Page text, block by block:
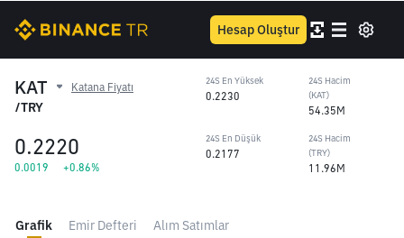
Hesap Oluştur
KAT Katana Fiyatı
/TRY
0.2220
0.0019 +0.86%
24S En Yüksek
0.2230
24S En Düşük
0.2177
24S Hacim
(KAT)
54.35M
24S Hacim
(TRY)
11.96M
Grafik Emir Defteri Alım Satımlar